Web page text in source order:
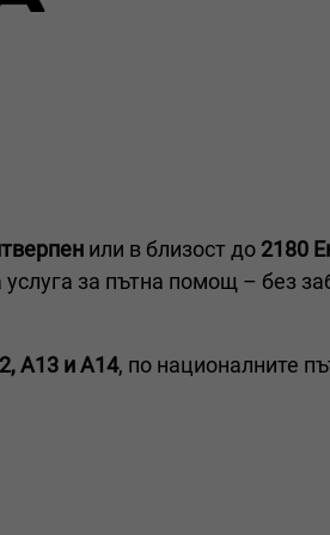
или в близост до 2180
за пътна помощ – без
A13 и A14, по националните